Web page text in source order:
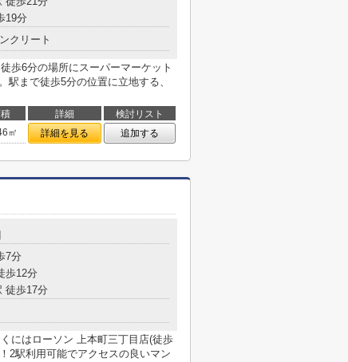
19分
クリート
歩6分の場所にスーパーマーケット
駅まで徒歩5分の位置に立地する、
詳細
検討リスト
㎡ 詳細を見る 追加する
7分
歩12分
徒歩17分
にはローソン 上本町三丁目店(徒歩
2駅利用可能でアクセスの良いマン